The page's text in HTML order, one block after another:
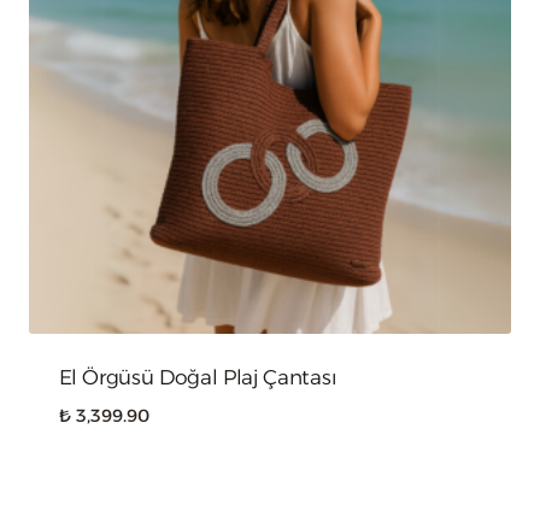
El Örgüsü Doğal Plaj Çantası
₺3,399.90